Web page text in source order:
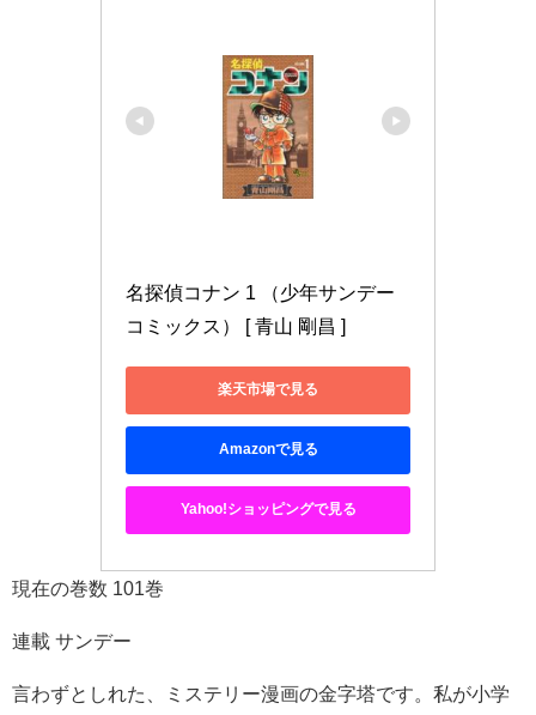
名探偵コナン 1 （少年サンデー
コミックス） [ 青山 剛昌 ]
楽天市場で見る
Amazonで見る
Yahoo!ショッピングで見る
現在の巻数 101巻
連載 サンデー
言わずとしれた、ミステリー漫画の金字塔です。私が小学